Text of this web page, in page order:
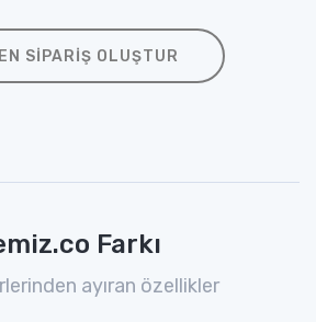
SIPARIŞ OLUŞTUR
Farkı
ayıran özellikler